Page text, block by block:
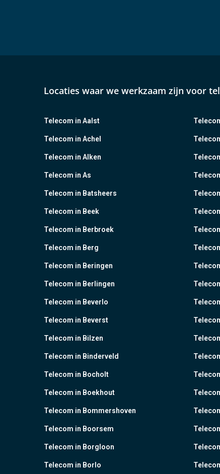
Locaties waar we werkzaam zijn voor
Telecom in Aalst
Telecom in Achel
Telecom in Alken
Telecom in As
Telecom in Batsheers
Telecom in Beek
Telecom in Berbroek
Telecom in Berg
Telecom in Beringen
Telecom in Berlingen
Telecom in Beverlo
Telecom in Beverst
Telecom in Bilzen
Telecom in Binderveld
Telecom in Bocholt
Telecom in Boekhout
Telecom in Bommershoven
Telecom in Boorsem
Telecom in Borgloon
Telecom in Borlo